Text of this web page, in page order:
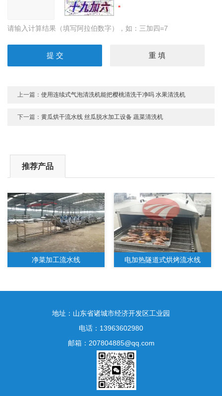
请输入计算结果（填写阿拉伯数字），如：三加四=7
上一篇：使用连续式气泡清洗机能把樱桃清洗干净吗 水果清洗机
下一篇：黄瓜烘干流水线 丝瓜脱水加工设备 蔬菜清洗机
推荐产品
净菜加工流水线 电加热隧道式烘烤流水线
水果净菜加工生产线
地址：山东省诸城市经济开发区工业园
电话：13963602980
邮箱：207804885@qq.com